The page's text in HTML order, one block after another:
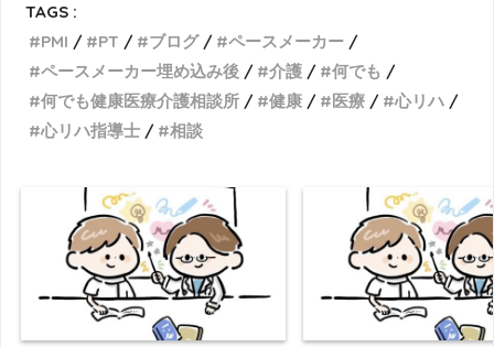
TAGS :
PMI
PT ブログ
ペースメーカー
ペースメーカー埋め込み後
介護
何でも
何でも健康医療介護相談所
健康 医療
心リハ
心リハ指導士
相談